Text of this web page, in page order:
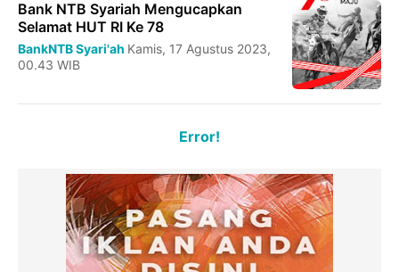
Bank NTB Syariah Mengucapkan
Selamat HUT RI Ke 78
BankNTB Syari'ah Kamis, 17 Agustus 2023,
00.43 WIB
Error!